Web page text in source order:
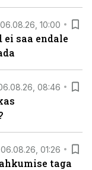
06.08.26, 10:00
saa endale
08:46
06.08.26, 01:26
taga